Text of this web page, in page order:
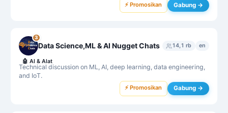
⚡ Promosikan Gabung →
3
Data Science,ML & AI Nugget Chats 14,1 rb en
Technical discussion on ML, AI, deep learning, data engineering,
and IoT.
🤖 AI & Alat
⚡ Promosikan Gabung →